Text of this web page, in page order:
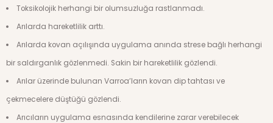
Toksikolojik herhangi bir olumsuzluğa rastlanmadı.
Arılarda hareketlilik arttı.
Arılarda kovan açılışında uygulama anında strese bağlı herhangi
bir saldırganlık gözlenmedi. Sakin bir hareketlilik gözlendi.
Arılar üzerinde bulunan Varroa’ların kovan dip tahtası ve
çekmecelere düştüğü gözlendi.
Arıcıların uygulama esnasında kendilerine zarar verebilecek